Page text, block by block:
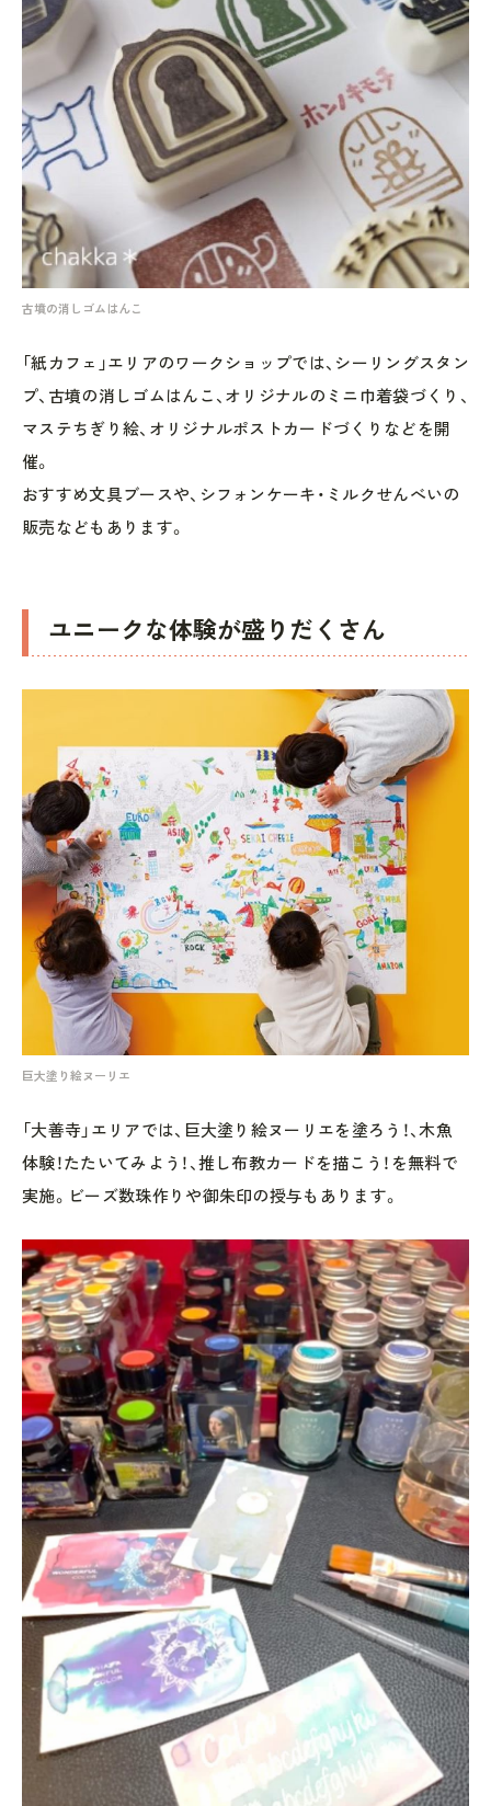
古墳の消しゴムはんこ
「紙カフェ」エリアのワークショップでは、シーリングスタン
プ、古墳の消しゴムはんこ、オリジナルのミニ巾着袋づくり、
マステちぎり絵、オリジナルポストカードづくりなどを開
催。
おすすめ文具ブースや、シフォンケーキ・ミルクせんべいの
販売などもあります。
ユニークな体験が盛りだくさん
巨大塗り絵ヌーリエ
「大善寺」エリアでは、巨大塗り絵ヌーリエを塗ろう！、木魚
体験！たたいてみよう！、推し布教カードを描こう！を無料で
実施。ビーズ数珠作りや御朱印の授与もあります。